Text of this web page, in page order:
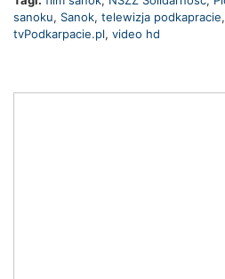
sanoku, Sanok, telewizja podkapracie,
tvPodkarpacie.pl, video hd